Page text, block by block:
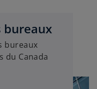
bureaux
bureaux
du Canada